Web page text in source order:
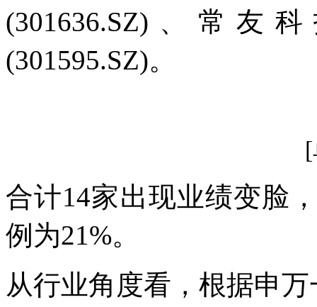
(301636.SZ)、常友
(301595.SZ)。
合计14家出现业绩变脸
例为21%。
从行业角度看，根据申